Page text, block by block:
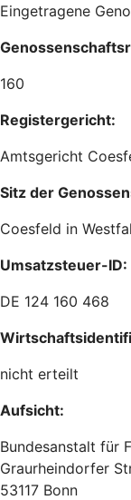
Eingetragene
160
Registergericht:
Amtsgericht
Sitz der
Coesfeld in
Umsatzsteuer-ID:
DE 124 160 468
nicht erteilt
Aufsicht:
Bundesanstalt für
Graurheindorfer
53117 Bonn